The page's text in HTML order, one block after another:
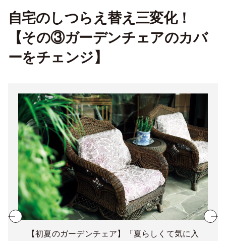
自宅のしつらえ替え三変化！
【その③ガーデンチェアのカバ
ーをチェンジ】
【初夏のガーデンチェア】「夏らしくて気に入